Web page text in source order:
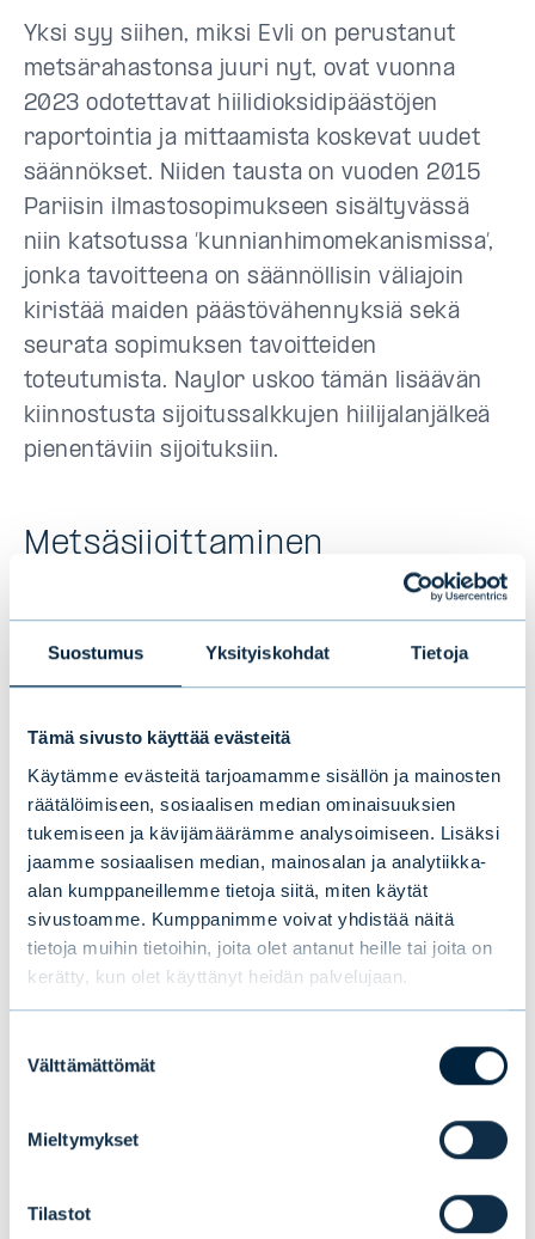
Suostumus Yksityiskohdat Tietoja
Tämä sivusto käyttää evästeitä
Käytämme evästeitä tarjoamamme sisällön ja mainosten
räätälöimiseen, sosiaalisen median ominaisuuksien
tukemiseen ja kävijämäärämme analysoimiseen. Lisäksi
jaamme sosiaalisen median, mainosalan ja analytiikka-
alan kumppaneillemme tietoja siitä, miten käytät
sivustoamme. Kumppanimme voivat yhdistää näitä
tietoja muihin tietoihin, joita olet antanut heille tai joita on
kerätty, kun olet käyttänyt heidän palvelujaan.
valinta
Välttämättömät
Mieltymykset
Tilastot
Yksi syy siihen, miksi Evli on perustanut
metsärahastonsa juuri nyt, ovat vuonna
2023 odotettavat hiilidioksidipäästöjen
raportointia ja mittaamista koskevat uudet
säännökset. Niiden tausta on vuoden 2015
Pariisin ilmastosopimukseen sisältyvässä
niin katsotussa ’kunnianhimomekanismissa’,
jonka tavoitteena on säännöllisin väliajoin
kiristää maiden päästövähennyksiä sekä
seurata sopimuksen tavoitteiden
toteutumista. Naylor uskoo tämän lisäävän
kiinnostusta sijoitussalkkujen hiilijalanjälkeä
pienentäviin sijoituksiin.
Metsäsijoittaminen
ilmastoratkaisuna
Ilmastonmuutos on viime vuosina laajasti
haasteeksi. Hiilidioksidin vähentäminen
ilmakehästä on olennaista, jotta Pariisin
ilmastosopimuksen tavoitteet maapallon
lämpenemisen hillitsemiseksi 1,5 asteeseen
toteutuisivat. Metsä on ainoa skaalautuva ja
edullinen keino tämän toteuttamiseen.
”Ilmastonmuutoksen aikakaudella
tilaisuuden samalla tehdä hyvää ja nauttia
’luonnollinen ilmastoratkaisu’”
metsäsijoittamisesta sekä yli 3,7 miljardin